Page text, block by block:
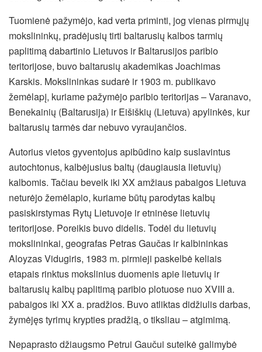
Tuomienė pažymėjo, kad verta priminti, jog vienas pirmųjų
mokslininkų, pradėjusių tirti baltarusių kalbos tarmių
paplitimą dabartinio Lietuvos ir Baltarusijos paribio
teritorijose, buvo baltarusių akademikas Joachimas
Karskis. Mokslininkas sudarė ir 1903 m. publikavo
žemėlapį, kuriame pažymėjo paribio teritorijas – Varanavo,
Benekainių (Baltarusija) ir Eišiškių (Lietuva) apylinkės, kur
baltarusių tarmės dar nebuvo vyraujančios.
Autorius vietos gyventojus apibūdino kaip suslavintus
autochtonus, kalbėjusius baltų (daugiausia lietuvių)
kalbomis. Tačiau beveik iki XX amžiaus pabaigos Lietuva
neturėjo žemėlapio, kuriame būtų parodytas kalbų
pasiskirstymas Rytų Lietuvoje ir etninėse lietuvių
teritorijose. Poreikis buvo didelis. Todėl du lietuvių
mokslininkai, geografas Petras Gaučas ir kalbininkas
Aloyzas Vidugiris, 1983 m. pirmieji paskelbė keliais
etapais rinktus mokslinius duomenis apie lietuvių ir
baltarusių kalbų paplitimą paribio plotuose nuo XVIII a.
pabaigos iki XX a. pradžios. Buvo atliktas didžiulis darbas,
žymėjęs tyrimų krypties pradžią, o tiksliau – atgimimą.
Nepaprasto džiaugsmo Petrui Gaučui suteikė galimybė